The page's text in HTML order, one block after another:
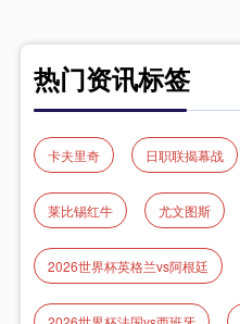
热门资讯标签
卡夫里奇 日职联揭幕战
莱比锡红牛 尤文图斯
2026世界杯英格兰vs阿根廷